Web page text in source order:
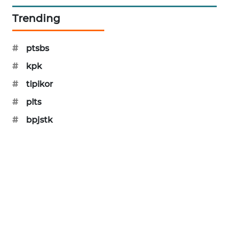
Trending
#
ptsbs
#
kpk
#
tipikor
#
plts
#
bpjstk
KOPEKLIN
PORTAL
KONSUMEN
FORWAMKI
ALPERKLINAS
FORJASIDA